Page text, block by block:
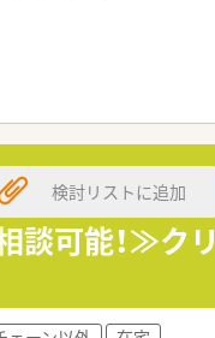
談可能！≫クリ
検討リストに追加